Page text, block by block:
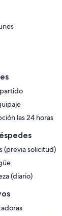
las 24 horas
(previa solicitud)
(diario)